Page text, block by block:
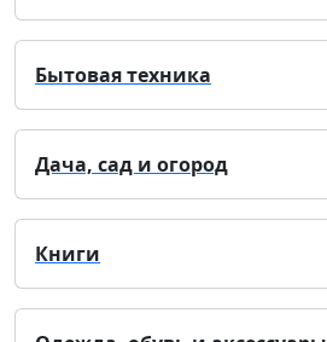
Бытовая техника
Дача, сад и огород
Книги